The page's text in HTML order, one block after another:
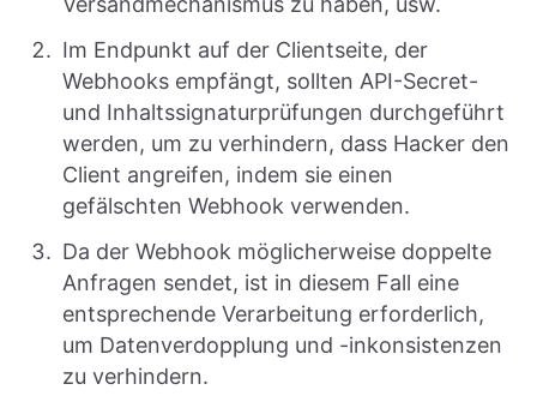
Im Endpunkt auf der Clientseite, der
Webhooks empfängt, sollten API-Secret-
und Inhaltssignaturprüfungen durchgeführt
werden, um zu verhindern, dass Hacker den
Client angreifen, indem sie einen
gefälschten Webhook verwenden.
Da der Webhook möglicherweise doppelte
Anfragen sendet, ist in diesem Fall eine
entsprechende Verarbeitung erforderlich,
um Datenverdopplung und -inkonsistenzen
zu verhindern.